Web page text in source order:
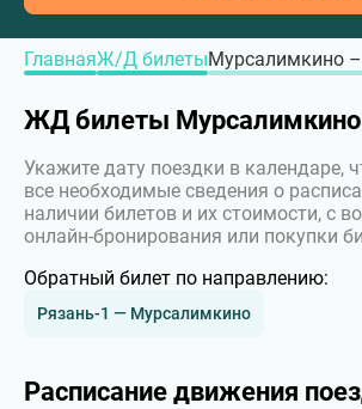
ГлавнаяЖ/Д билетыМурсалимкино –
ЖД билеты Мурсалимкино
Укажите дату поездки в календаре,
все необходимые сведения о
наличии билетов и их стоимости, с
онлайн-бронирования или покупки
Обратный билет по направлению:
Рязань-1 — Мурсалимкино
Расписание движения